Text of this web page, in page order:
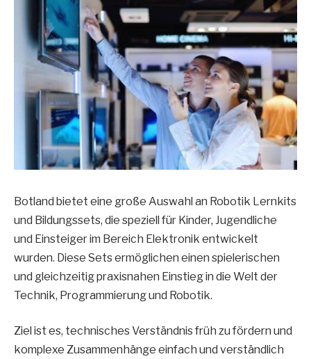
Botland bietet eine große Auswahl an Robotik Lernkits
und Bildungssets, die speziell für Kinder, Jugendliche
und Einsteiger im Bereich Elektronik entwickelt
wurden. Diese Sets ermöglichen einen spielerischen
und gleichzeitig praxisnahen Einstieg in die Welt der
Technik, Programmierung und Robotik.
Ziel ist es, technisches Verständnis früh zu fördern und
komplexe Zusammenhänge einfach und verständlich